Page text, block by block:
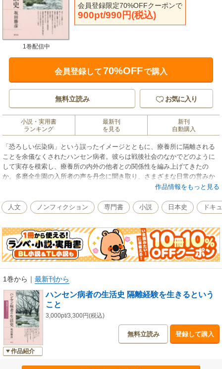
会員登録限定70%OFFクーポンで
900pt/990円(税込)
1巻配信中
会員登録して70%OFFで購入
無料立読み お気に入り
小説・実用書
ランキング
最新刊
を見る
新刊
自動購入
「恐ろしい伝染病」という誤ったイメージとともに、療養所に隔離される
ことを余儀なくされたハンセン病者。彼らは戦後社会のなかでどのように
して実存を模索し、療養所の内外の他者との関係性を編み上げてきたの
か。多磨全生園の入所者の声を丹念に聞き取り、さまざまな日常の営みか
作品情報をもっと見る
人文 ノンフィクション 専門書 小説 日本史 ドキ
1巻から ｜ 最新刊から
作品紹介
ハンセン病者の生活史 隔離経験を生きるという
こと
3,000pt/3,300円(税込)
無料立読み 登録して購入